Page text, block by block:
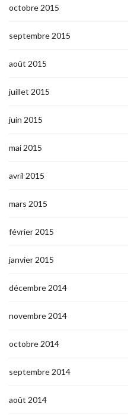
octobre 2015
septembre 2015
août 2015
juillet 2015
juin 2015
mai 2015
avril 2015
mars 2015
février 2015
janvier 2015
décembre 2014
novembre 2014
octobre 2014
septembre 2014
août 2014